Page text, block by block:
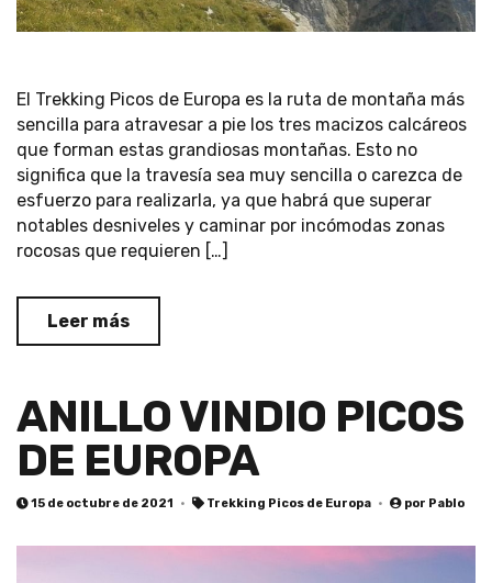
El Trekking Picos de Europa es la ruta de montaña más
sencilla para atravesar a pie los tres macizos calcáreos
que forman estas grandiosas montañas. Esto no
significa que la travesía sea muy sencilla o carezca de
esfuerzo para realizarla, ya que habrá que superar
notables desniveles y caminar por incómodas zonas
rocosas que requieren […]
Leer más
ANILLO VINDIO PICOS
DE EUROPA
15 de octubre de 2021 Trekking Picos de Europa por Pablo